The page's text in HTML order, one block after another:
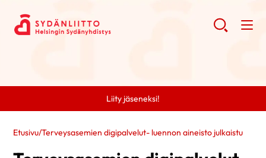
Liity jäseneksi!
Etusivu/Terveysasemien digipalvelut- luennon aineisto julkaistu